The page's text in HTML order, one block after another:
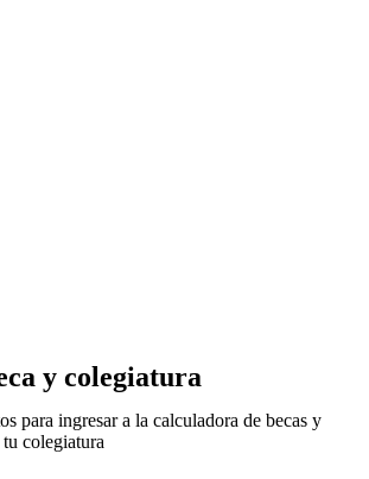
y colegiatura
para ingresar a la calculadora de becas y
colegiatura